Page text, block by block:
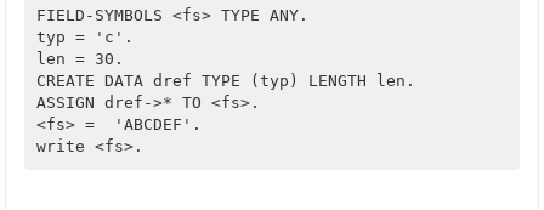
FIELD-SYMBOLS <fs> TYPE ANY.
typ = 'c'.
len = 30.
CREATE DATA dref TYPE (typ) LENGTH len.
ASSIGN dref->* TO <fs>.
<fs> =  'ABCDEF'.
write <fs>.